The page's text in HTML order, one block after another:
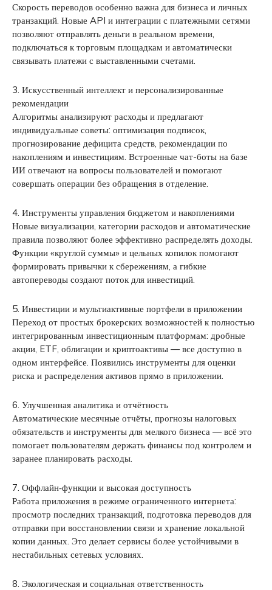
Скорость переводов особенно важна для бизнеса и личных
транзакций. Новые API и интеграции с платежными сетями
позволяют отправлять деньги в реальном времени,
подключаться к торговым площадкам и автоматически
связывать платежи с выставленными счетами.
3. Искусственный интеллект и персонализированные
рекомендации
Алгоритмы анализируют расходы и предлагают
индивидуальные советы: оптимизация подписок,
прогнозирование дефицита средств, рекомендации по
накоплениям и инвестициям. Встроенные чат-боты на базе
ИИ отвечают на вопросы пользователей и помогают
совершать операции без обращения в отделение.
4. Инструменты управления бюджетом и накоплениями
Новые визуализации, категории расходов и автоматические
правила позволяют более эффективно распределять доходы.
Функции «круглой суммы» и цельных копилок помогают
формировать привычки к сбережениям, а гибкие
автопереводы создают поток для инвестиций.
5. Инвестиции и мультиактивные портфели в приложении
Переход от простых брокерских возможностей к полностью
интегрированным инвестиционным платформам: дробные
акции, ETF, облигации и криптоактивы — все доступно в
одном интерфейсе. Появились инструменты для оценки
риска и распределения активов прямо в приложении.
6. Улучшенная аналитика и отчётность
Автоматические месячные отчёты, прогнозы налоговых
обязательств и инструменты для мелкого бизнеса — всё это
помогает пользователям держать финансы под контролем и
заранее планировать расходы.
7. Оффлайн‑функции и высокая доступность
Работа приложения в режиме ограниченного интернета:
просмотр последних транзакций, подготовка переводов для
отправки при восстановлении связи и хранение локальной
копии данных. Это делает сервисы более устойчивыми в
нестабильных сетевых условиях.
8. Экологическая и социальная ответственность